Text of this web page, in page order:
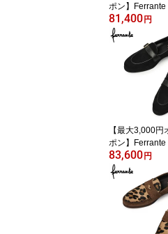
ポン】Ferrante
ンテ】ビットロ
SELE ETON
TARTUFO 010
トリュフブラ
81,400円
【最大3,000円
ポン】Ferrante
ンテ】シングル
トラップローフ
ENA ETON
RASTY NERO
ード エンボス
83,600円